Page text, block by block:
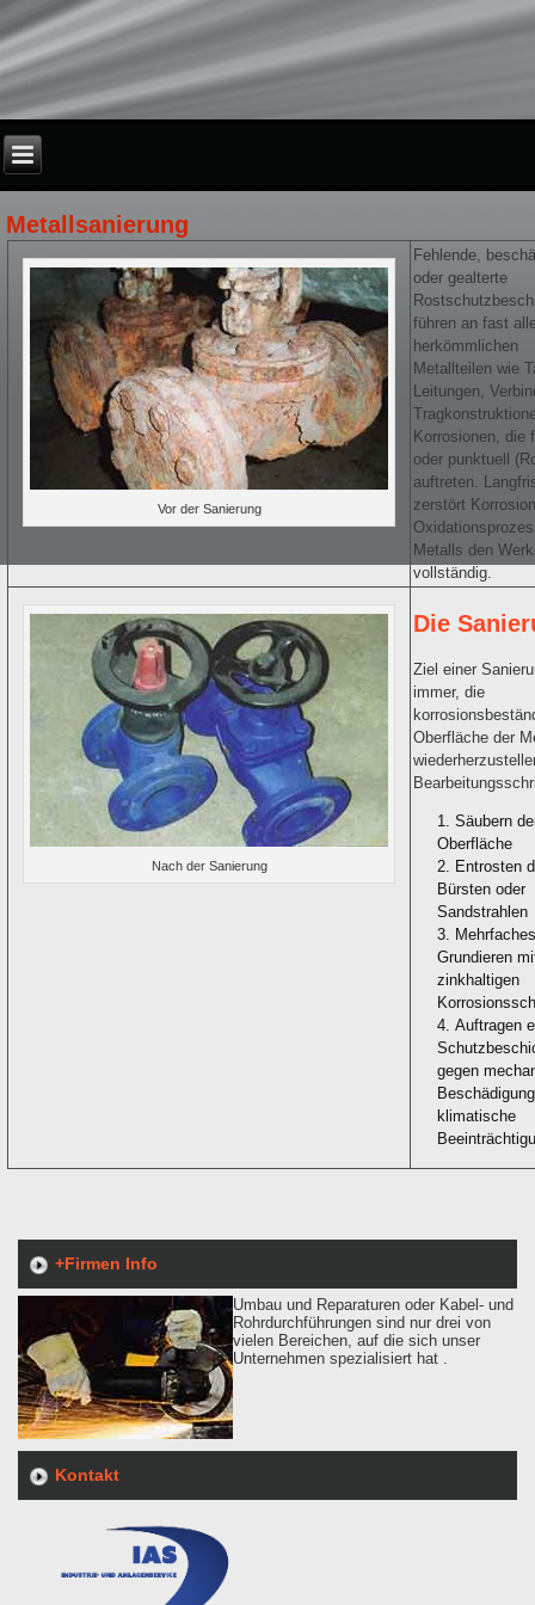
Metallsanierung
Vor der Sanierung
Fehlende,
oder gealterte
führen an fast
herkömmlichen
Metallteilen wie
Leitungen,
Korrosionen, die
oder punktuell
auftreten.
zerstört
Metalls den
vollständig.
Nach der Sanierung
Die
Ziel einer
immer, die
Oberfläche der
Säubern
Oberfläche
Entrosten
Bürsten oder
Sandstrahlen
Grundieren
zinkhaltigen
Auftragen
gegen
klimatische
+Firmen Info
Umbau und Reparaturen oder Kabel- und
Rohrdurchführungen sind nur drei von
vielen Bereichen, auf die sich unser
Unternehmen spezialisiert hat .
Kontakt